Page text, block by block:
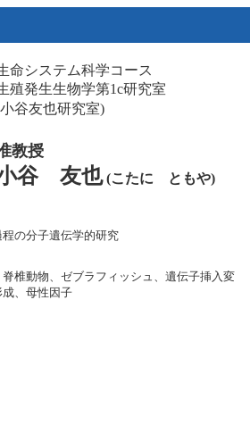
命システム科学コース
殖発生生物学第1c研究室
谷友也研究室)
教授
谷 友也(こたに ともや)
の分子遺伝学的研究
椎動物、ゼブラフィッシュ、遺伝子挿入変
、母性因子